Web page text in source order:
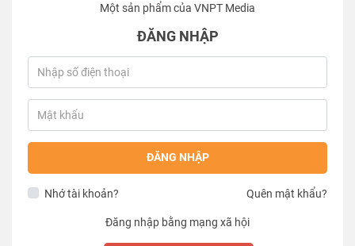
Một sản phẩm của VNPT Media
ĐĂNG NHẬP
ĐĂNG NHẬP
Nhớ tài khoản? Quên mật khẩu?
Đăng nhập bằng mạng xã hội